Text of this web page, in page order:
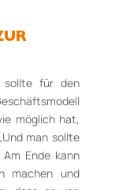
sollte für den
möglich hat,
man sollte
Ende kann
machen und